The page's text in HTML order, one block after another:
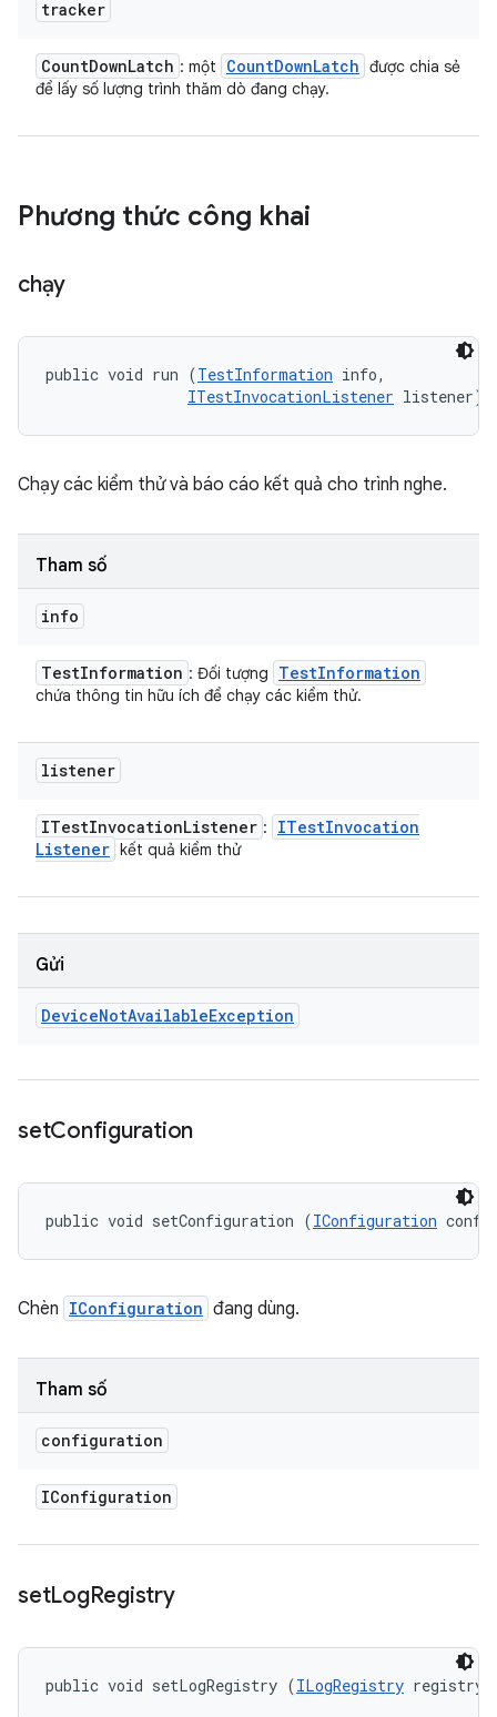
tracker
CountDownLatch : một CountDownLatch được chia sẻ
để lấy số lượng trình thăm dò đang chạy.
Phương thức công khai
chạy
public void run (TestInformation info,
ITestInvocationListener listener)
Chạy các kiểm thử và báo cáo kết quả cho trình nghe.
Tham số
info
TestInformation : Đối tượng TestInformation
chứa thông tin hữu ích để chạy các kiểm thử.
listener
ITestInvocationListener : ITestInvocation
Listener kết quả kiểm thử
Gửi
DeviceNotAvailableException
setConfiguration
public void setConfiguration (IConfiguration
Chèn IConfiguration đang dùng.
Tham số
configuration
IConfiguration
setLogRegistry
public void setLogRegistry (ILogRegistry registry)